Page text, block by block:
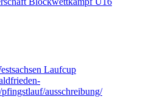
Laufcup
ausschreibung/